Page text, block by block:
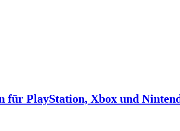
für PlayStation, Xbox und